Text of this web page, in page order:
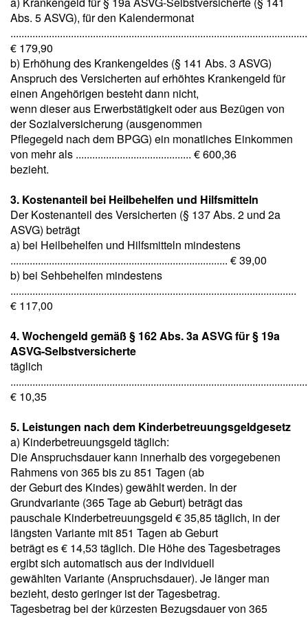
Abs. 5 ASVG), für den Kalendermonat
€ 179,90
b) Erhöhung des Krankengeldes (§ 141 Abs. 3 ASVG)
Anspruch des Versicherten auf erhöhtes Krankengeld für
einen Angehörigen besteht dann nicht,
wenn dieser aus Erwerbstätigkeit oder aus Bezügen von
der Sozialversicherung (ausgenommen
Pflegegeld nach dem BPGG) ein monatliches Einkommen
von mehr als .......................................... € 600,36
bezieht.
3. Kostenanteil bei Heilbehelfen und Hilfsmitteln
Der Kostenanteil des Versicherten (§ 137 Abs. 2 und 2a
ASVG) beträgt
a) bei Heilbehelfen und Hilfsmitteln mindestens
............................................................................... € 39,00
b) bei Sehbehelfen mindestens
........................................................................................................
€ 117,00
4. Wochengeld gemäß § 162 Abs. 3a ASVG für § 19a
ASVG-Selbstversicherte
täglich
€ 10,35
5. Leistungen nach dem Kinderbetreuungsgeldgesetz
a) Kinderbetreuungsgeld täglich:
Die Anspruchsdauer kann innerhalb des vorgegebenen
Rahmens von 365 bis zu 851 Tagen (ab
der Geburt des Kindes) gewählt werden. In der
Grundvariante (365 Tage ab Geburt) beträgt das
pauschale Kinderbetreuungsgeld € 35,85 täglich, in der
längsten Variante mit 851 Tagen ab Geburt
beträgt es € 14,53 täglich. Die Höhe des Tagesbetrages
ergibt sich automatisch aus der individuell
gewählten Variante (Anspruchsdauer). Je länger man
bezieht, desto geringer ist der Tagesbetrag.
Tagesbetrag bei der kürzesten Bezugsdauer von 365